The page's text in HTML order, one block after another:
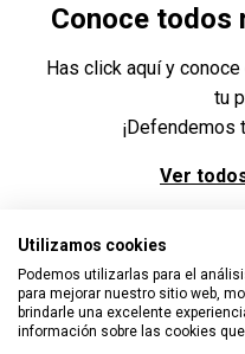
Conoce todos
Has click aquí y
tu
Ver
Utilizamos cookies
Podemos utilizarlas para el
para mejorar nuestro sitio web,
brindarle una excelente
información sobre las cookies